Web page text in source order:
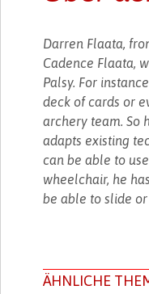
Darren Flaata,
Cadence Flaata,
Palsy. For
deck of cards or
archery team. So
adapts existing
can be able to
wheelchair, he
be able to slide
ÄHNLICHE